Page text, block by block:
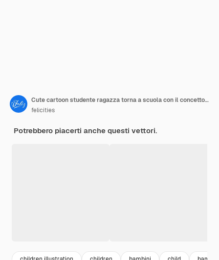
Cute cartoon studente ragazza torna a scuola con il concetto di cancelleria sfondo
felicities
Potrebbero piacerti anche questi vettori.